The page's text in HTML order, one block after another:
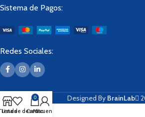
Sistema de Pagos:
Redes Sociales:
Designed By BrainLab
Lista de deseos
0
Carrito
Mi cuenta